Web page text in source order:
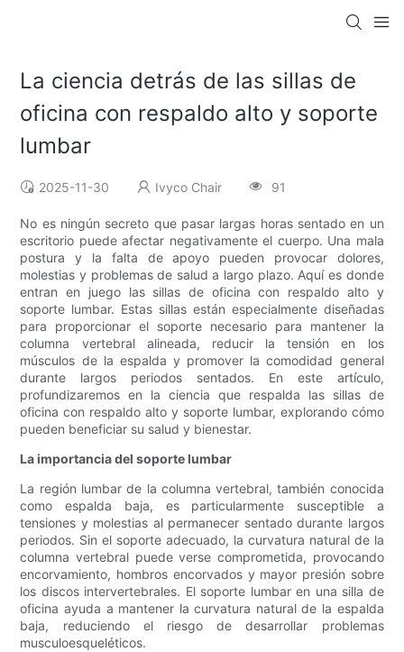
La ciencia detrás de las sillas de
oficina con respaldo alto y soporte
lumbar
2025-11-30 Ivyco Chair 91
No es ningún secreto que pasar largas horas sentado en un
escritorio puede afectar negativamente el cuerpo. Una mala
postura y la falta de apoyo pueden provocar dolores,
molestias y problemas de salud a largo plazo. Aquí es donde
entran en juego las sillas de oficina con respaldo alto y
soporte lumbar. Estas sillas están especialmente diseñadas
para proporcionar el soporte necesario para mantener la
columna vertebral alineada, reducir la tensión en los
músculos de la espalda y promover la comodidad general
durante largos periodos sentados. En este artículo,
profundizaremos en la ciencia que respalda las sillas de
oficina con respaldo alto y soporte lumbar, explorando cómo
pueden beneficiar su salud y bienestar.
La importancia del soporte lumbar
La región lumbar de la columna vertebral, también conocida
como espalda baja, es particularmente susceptible a
tensiones y molestias al permanecer sentado durante largos
periodos. Sin el soporte adecuado, la curvatura natural de la
columna vertebral puede verse comprometida, provocando
encorvamiento, hombros encorvados y mayor presión sobre
los discos intervertebrales. El soporte lumbar en una silla de
oficina ayuda a mantener la curvatura natural de la espalda
baja, reduciendo el riesgo de desarrollar problemas
musculoesqueléticos.